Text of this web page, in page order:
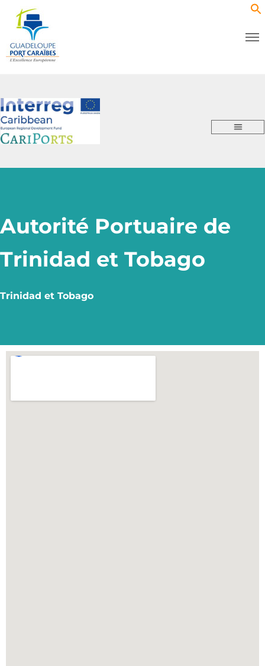
Autorité Portuaire de
Trinidad et Tobago
Trinidad et Tobago